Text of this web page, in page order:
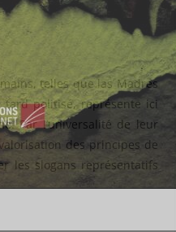
telles que las Madres
tard politisé, représente ici
Par l’universalité de leur
des principes de
les slogans représentatifs